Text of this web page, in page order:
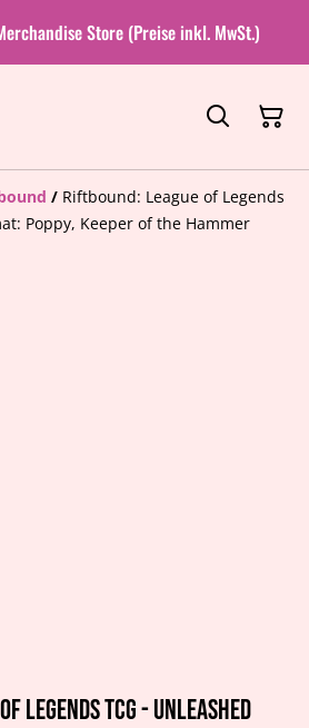
Store (Preise inkl. MwSt.)
/ Riftbound: League of Legends
Poppy, Keeper of the Hammer
Legends TCG - Unleashed